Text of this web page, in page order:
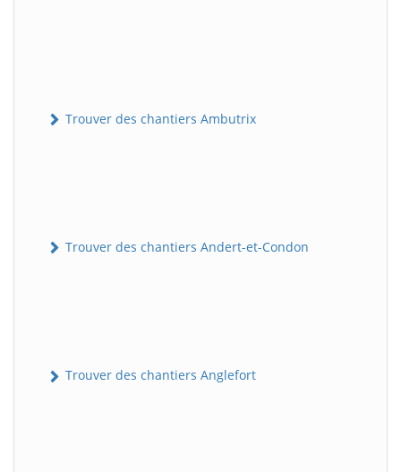
Trouver des chantiers Ambutrix
Trouver des chantiers Andert-et-Condon
Trouver des chantiers Anglefort